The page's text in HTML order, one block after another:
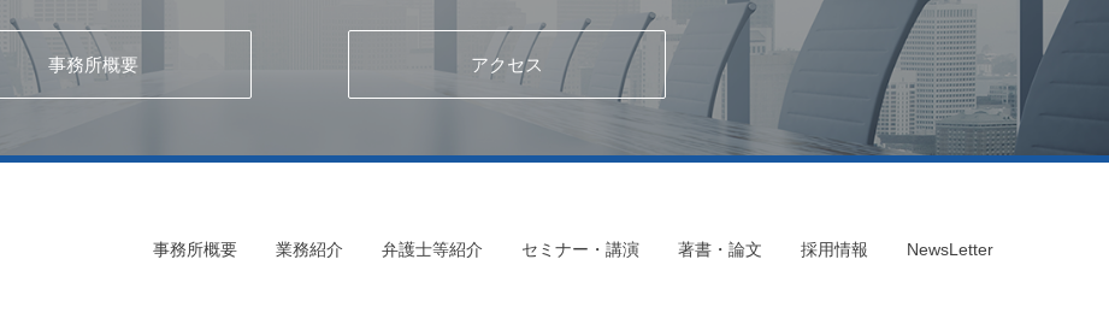
事務所概要 アクセス
事務所概要 業務紹介 弁護士等紹介 セミナー・講演 著書・論文 採用情報 NewsLetter